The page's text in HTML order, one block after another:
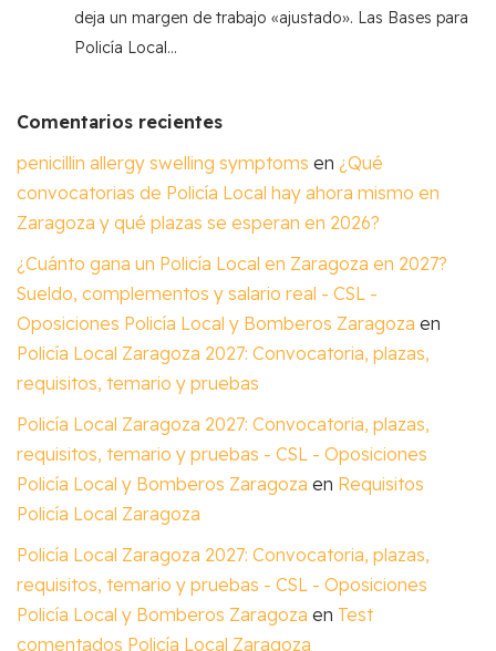
deja un margen de trabajo «ajustado». Las Bases para
Policía Local…
Comentarios recientes
penicillin allergy swelling symptoms en ¿Qué
convocatorias de Policía Local hay ahora mismo en
Zaragoza y qué plazas se esperan en 2026?
¿Cuánto gana un Policía Local en Zaragoza en 2027?
Sueldo, complementos y salario real - CSL -
Oposiciones Policía Local y Bomberos Zaragoza en
Policía Local Zaragoza 2027: Convocatoria, plazas,
requisitos, temario y pruebas
Policía Local Zaragoza 2027: Convocatoria, plazas,
requisitos, temario y pruebas - CSL - Oposiciones
Policía Local y Bomberos Zaragoza en Requisitos
Policía Local Zaragoza
Policía Local Zaragoza 2027: Convocatoria, plazas,
requisitos, temario y pruebas - CSL - Oposiciones
Policía Local y Bomberos Zaragoza en Test
comentados Policía Local Zaragoza